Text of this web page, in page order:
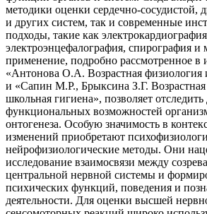
методики оценки сердечно-сосудистой,
и других систем, так и современные
подходы, такие как
электроэнцефалография, спирография
применение, подробно рассмотренное в
«Антонова О.А. Возрастная физиология
и «Сапин М.Р., Брыксина З.Г.
школьная гигиена», позволяет
функциональных возможностей
онтогенеза. Особую значимость в
изменений приобретают
нейрофизиологические методы. Они
исследование взаимосвязи между
центральной нервной системы и
психических функций, поведения и
деятельности. Для оценки высшей